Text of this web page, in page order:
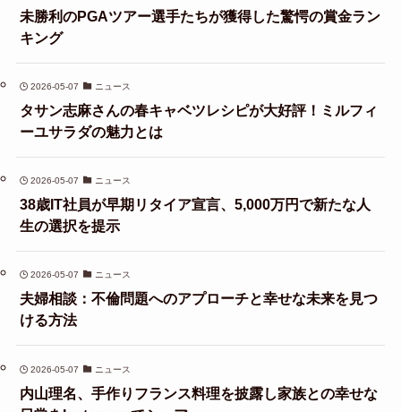
未勝利のPGAツアー選手たちが獲得した驚愕の賞金ラン
キング
2026-05-07 ニュース
タサン志麻さんの春キャベツレシピが大好評！ミルフィ
ーユサラダの魅力とは
2026-05-07 ニュース
38歳IT社員が早期リタイア宣言、5,000万円で新たな人
生の選択を提示
2026-05-07 ニュース
夫婦相談：不倫問題へのアプローチと幸せな未来を見つ
ける方法
2026-05-07 ニュース
内山理名、手作りフランス料理を披露し家族との幸せな